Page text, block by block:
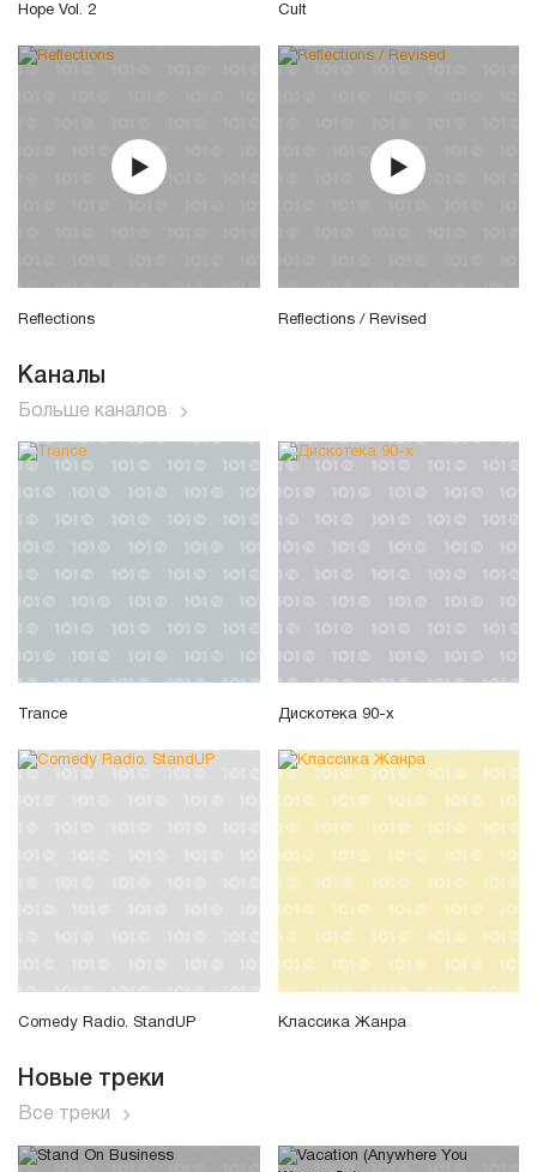
Hope Vol. 2 Cult
Reflections Reflections / Revised
Каналы
Больше каналов
Trance Дискотека 90-х
Comedy Radio. StandUP Классика Жанра
Новые треки
Все треки